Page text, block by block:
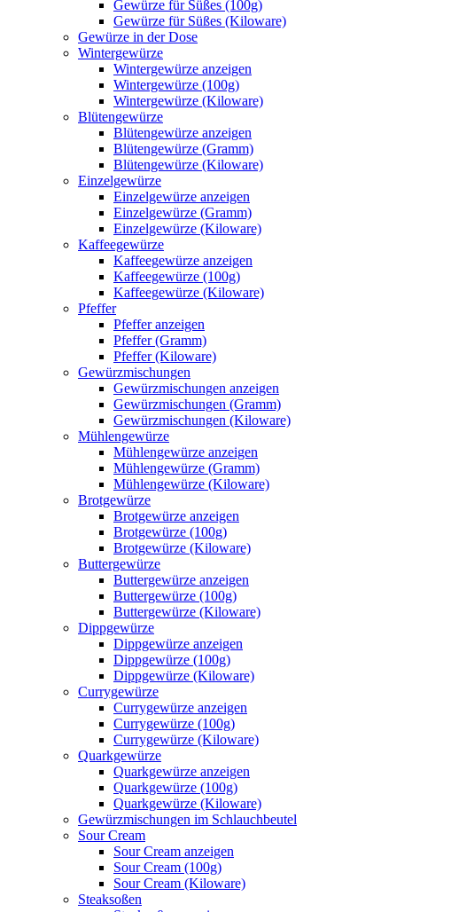
Gewürze für Süßes (100g)
Gewürze für Süßes (Kiloware)
Gewürze in der Dose
Wintergewürze
Wintergewürze anzeigen
Wintergewürze (100g)
Wintergewürze (Kiloware)
Blütengewürze
Blütengewürze anzeigen
Blütengewürze (Gramm)
Blütengewürze (Kiloware)
Einzelgewürze
Einzelgewürze anzeigen
Einzelgewürze (Gramm)
Einzelgewürze (Kiloware)
Kaffeegewürze
Kaffeegewürze anzeigen
Kaffeegewürze (100g)
Kaffeegewürze (Kiloware)
Pfeffer
Pfeffer anzeigen
Pfeffer (Gramm)
Pfeffer (Kiloware)
Gewürzmischungen
Gewürzmischungen anzeigen
Gewürzmischungen (Gramm)
Gewürzmischungen (Kiloware)
Mühlengewürze
Mühlengewürze anzeigen
Mühlengewürze (Gramm)
Mühlengewürze (Kiloware)
Brotgewürze
Brotgewürze anzeigen
Brotgewürze (100g)
Brotgewürze (Kiloware)
Buttergewürze
Buttergewürze anzeigen
Buttergewürze (100g)
Buttergewürze (Kiloware)
Dippgewürze
Dippgewürze anzeigen
Dippgewürze (100g)
Dippgewürze (Kiloware)
Currygewürze
Currygewürze anzeigen
Currygewürze (100g)
Currygewürze (Kiloware)
Quarkgewürze
Quarkgewürze anzeigen
Quarkgewürze (100g)
Quarkgewürze (Kiloware)
Gewürzmischungen im Schlauchbeutel
Sour Cream
Sour Cream anzeigen
Sour Cream (100g)
Sour Cream (Kiloware)
Steaksoßen